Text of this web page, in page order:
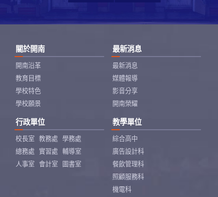
關於開南
開南沿革
教育目標
學校特色
學校願景
最新消息
最新消息
媒體報導
影音分享
開南榮耀
行政單位
校長室 教務處
學務處
總務處
實習處
輔導室
人事室
會計室 圖書室
教學單位
綜合高中
廣告設計科
餐飲管理科
照顧服務科
機電科